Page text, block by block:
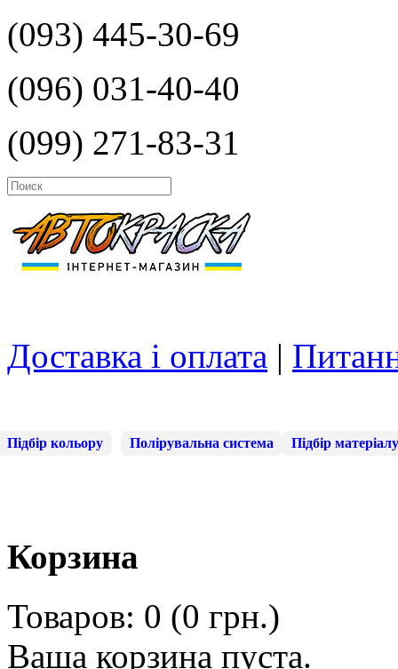
(093) 445-30-69
(096) 031-40-40
(099) 271-83-31
Доставка і оплата |
Підбір кольору Полірувальна система Підбір матеріалу
Корзина
Товаров: 0 (0 грн.)
Ваша корзина пуста.